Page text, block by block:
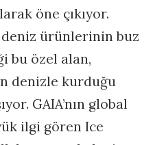
öne çıkıyor.
ürünlerinin buz
bu özel alan,
denizle kurduğu
GAIA’nın global
ilgi gören Ice